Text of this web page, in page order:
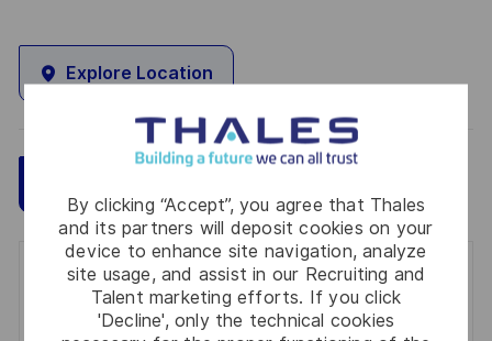
By clicking “Accept”, you agree that Thales
and its partners will deposit cookies on your
device to enhance site navigation, analyze
site usage, and assist in our Recruiting and
Talent marketing efforts. If you click
'Decline', only the technical cookies
Explore Location
Get notified for similar jobs
You'll receive updates once a week